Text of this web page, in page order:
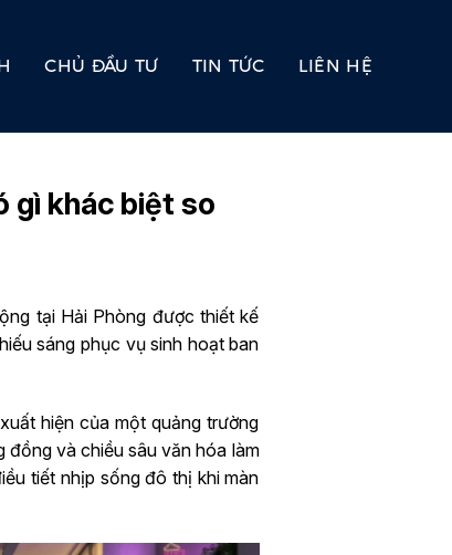
CHỦ ĐẦU TƯ TIN TỨC LIÊN HỆ
gì khác biệt so
tại Hải Phòng được thiết kế
sáng phục vụ sinh hoạt ban
hiện của một quảng trường
đồng và chiều sâu văn hóa làm
tiết nhịp sống đô thị khi màn